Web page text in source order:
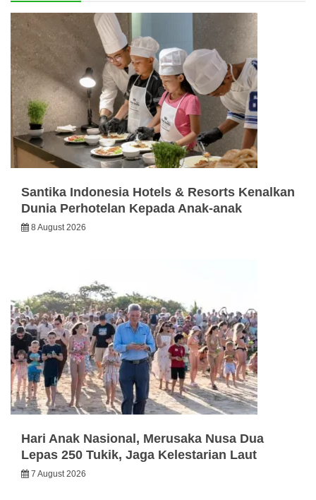
Santika Indonesia Hotels & Resorts Kenalkan
Dunia Perhotelan Kepada Anak-anak
8 August 2026
Hari Anak Nasional, Merusaka Nusa Dua
Lepas 250 Tukik, Jaga Kelestarian Laut
7 August 2026